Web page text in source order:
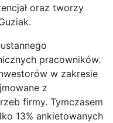
oraz tworzy
pracowników.
w zakresie
z
firmy. Tymczasem
13% ankietowanych